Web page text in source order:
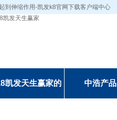
到伸缩作用-凯发k8官网下载客户端中心
凯发天生赢家
凯发天生赢家的 中浩产品